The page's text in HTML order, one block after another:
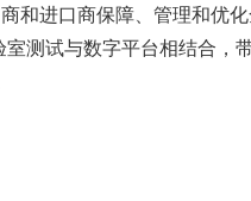
进口商保障、管理和优
测试与数字平台相结合